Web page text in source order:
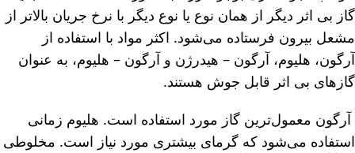
گاز بی اثر دیگر از همان نوع یا نوع دیگر با نرخ جریان بالاتر از
مشعل بیرون فرستاده می‌شود. اکثر مواد با استفاده از
آرگون، هلیوم، آرگون – هیدرژن و آرگون – هلیوم، به عنوان
گازهای بی اثر قابل جوش هستند.
آرگون معمول‌ترین گاز مورد استفاده است. هلیوم زمانی
استفاده می‌شود که گرمای بیشتری مورد نیاز است. مخلوطی